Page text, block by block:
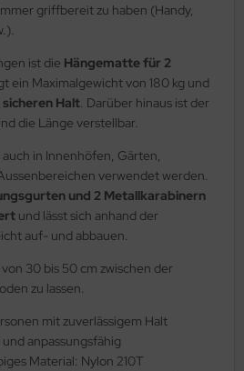
griffbereit zu haben (Handy,
ist die Hängematte für 2
ein Maximalgewicht von 180 kg und
Halt. Darüber hinaus ist der
die Länge verstellbar.
in Innenhöfen, Gärten,
verwendet werden.
und 2 Metallkarabinern
und lässt sich anhand der
auf- und abbauen.
30 bis 50 cm zwischen der
zu lassen.
mit zuverlässigem Halt
anpassungsfähig
Material: Nylon 210T